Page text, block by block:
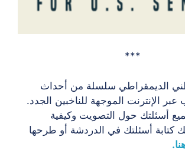
***
الديمقراطي سلسلة من أحداث
الإنترنت الموجهة للناخبين الجدد.
أسئلتك حول التصويت وكيفية
كتابة أسئلتك في الدردشة أو طرحها